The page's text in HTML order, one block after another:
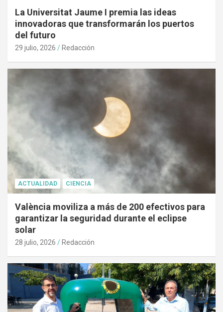
La Universitat Jaume I premia las ideas
innovadoras que transformarán los puertos
del futuro
29 julio, 2026 Redacción
ACTUALIDAD CIENCIA
València moviliza a más de 200 efectivos para
garantizar la seguridad durante el eclipse
solar
28 julio, 2026 Redacción